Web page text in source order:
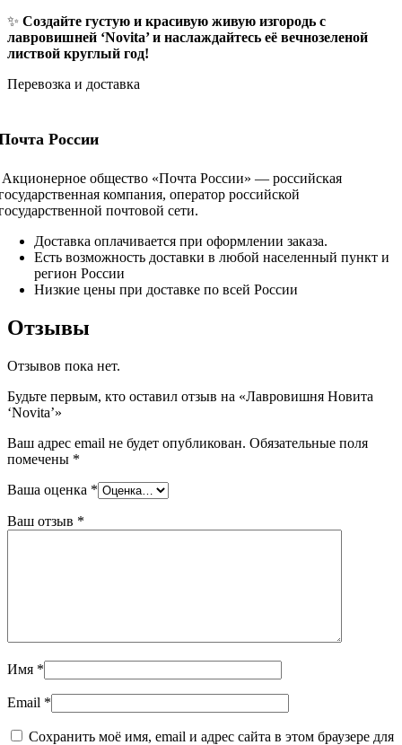
✨ Создайте густую и красивую живую изгородь с
лавровишней ‘Novita’ и наслаждайтесь её вечнозеленой
листвой круглый год!
Перевозка и доставка
России
общество «Почта России» — российская
компания, оператор российской
почтовой сети.
Доставка оплачивается при оформлении заказа.
Есть возможность доставки в любой населенный пункт и
регион России
Низкие цены при доставке по всей России
Отзывы
Отзывов пока нет.
Будьте первым, кто оставил отзыв на «Лавровишня Новита
‘Novita’»
Ваш адрес email не будет опубликован. Обязательные поля
помечены *
Ваша оценка *
Ваш отзыв *
Имя *
Email *
Сохранить моё имя, email и адрес сайта в этом браузере для